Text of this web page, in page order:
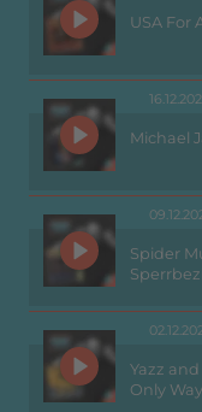
USA For
Michael
Spider
Yazz
Only